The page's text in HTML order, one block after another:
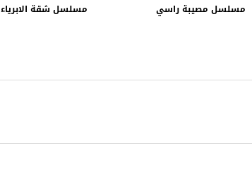
مسلسل مصيبة راسي مسلسل شقة الابرياء